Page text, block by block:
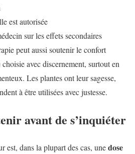
est autorisée
sur les effets secondaires
peut aussi soutenir le confort
avec discernement, surtout en
Les plantes ont leur sagesse,
à être utilisées avec justesse.
avant de s’inquiéter
est, dans la plupart des cas, unedose